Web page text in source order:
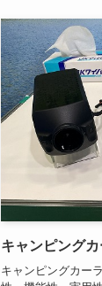
キャンピング
キャンピングカー